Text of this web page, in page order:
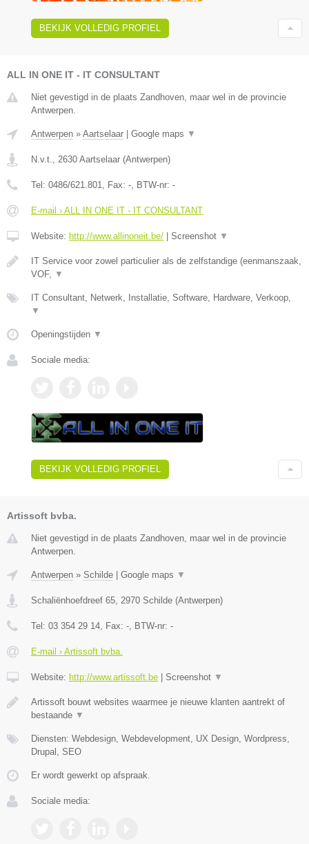
BEKIJK VOLLEDIG PROFIEL
ALL IN ONE IT - IT CONSULTANT
Niet gevestigd in de plaats Zandhoven, maar wel in de provincie
Antwerpen.
Antwerpen » Aartselaar Google maps ▼
N.v.t. 2630 Aartselaar (Antwerpen)
Tel: 0486/621.801 , Fax: - , BTW-nr: -
E-mail › ALL IN ONE IT - IT CONSULTANT
Website: http://www.allinoneit.be/ Screenshot ▼
IT Service voor zowel particulier als de zelfstandige (eenmanszaak,
VOF,
▼
IT Consultant, Netwerk, Installatie, Software, Hardware, Verkoop,
▼
Openingstijden ▼
Sociale media:
BEKIJK VOLLEDIG PROFIEL
Artissoft bvba.
Niet gevestigd in de plaats Zandhoven, maar wel in de provincie
Antwerpen.
Antwerpen » Schilde Google maps ▼
Schaliënhoefdreef 65, 2970 Schilde (Antwerpen)
Tel: 03 354 29 14, Fax: -, BTW-nr: -
E-mail › Artissoft bvba.
Website: http://www.artissoft.be Screenshot ▼
Artissoft bouwt websites waarmee je nieuwe klanten aantrekt of
bestaande ▼
Diensten: Webdesign, Webdevelopment, UX Design, Wordpress,
Drupal, SEO
Er wordt gewerkt op afspraak.
Sociale media: